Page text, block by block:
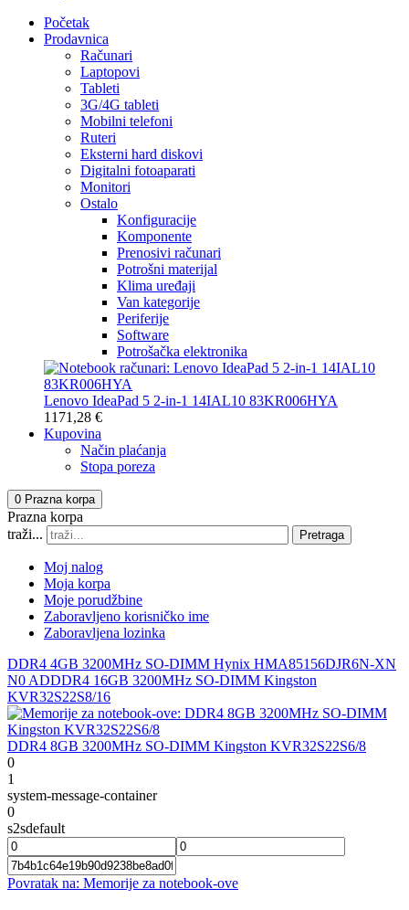
Početak
Prodavnica
Računari
Laptopovi
Tableti
3G/4G tableti
Mobilni telefoni
Ruteri
Eksterni hard diskovi
Digitalni fotoaparati
Monitori
Ostalo
Konfiguracije
Komponente
Prenosivi računari
Potrošni materijal
Klima uređaji
Van kategorije
Periferije
Software
Potrošačka elektronika
Lenovo IdeaPad 5 2-in-1 14IAL10 83KR006HYA
1171,28 €
Kupovina
Način plaćanja
Stopa poreza
0 Prazna korpa
Prazna korpa
traži...
Pretraga
Moj nalog
Moja korpa
Moje porudžbine
Zaboravljeno korisničko ime
Zaboravljena lozinka
DDR4 4GB 3200MHz SO-DIMM Hynix HMA85156DJR6N-XN
N0 ADDDR4 16GB 3200MHz SO-DIMM Kingston
KVR32S22S8/16
DDR4 8GB 3200MHz SO-DIMM Kingston KVR32S22S6/8
0
1
system-message-container
0
s2sdefault
Povratak na: Memorije za notebook-ove